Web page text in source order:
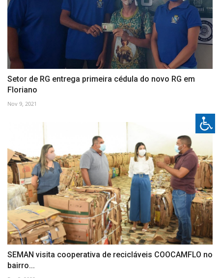
Setor de RG entrega primeira cédula do novo RG em
Floriano
Nov 9, 2021
SEMAN visita cooperativa de recicláveis COOCAMFLO no
bairro...